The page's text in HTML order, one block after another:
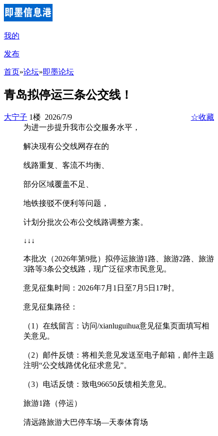
我的
发布
首页»论坛»即墨论坛
青岛拟停运三条公交线！
大宁子 1楼 2026/7/9
☆收藏
为进一步提升我市公交服务水平，
解决现有公交线网存在的
线路重复、客流不均衡、
部分区域覆盖不足、
地铁接驳不便利等问题，
计划分批次公布公交线路调整方案。
↓↓↓
本批次（2026年第9批）拟停运旅游1路、旅游2路、旅游
3路等3条公交线路，现广泛征求市民意见。
意见征集时间：2026年7月1日至7月5日17时。
意见征集路径：
（1）在线留言：访问/xianluguihua意见征集页面填写相
关意见。
（2）邮件反馈：将相关意见发送至电子邮箱，邮件主题
注明“公交线路优化征求意见”。
（3）电话反馈：致电96650反馈相关意见。
旅游1路（停运）
清远路旅游大巴停车场—天泰体育场